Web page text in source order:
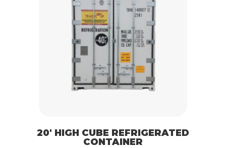
20′ HIGH CUBE REFRIGERATED
CONTAINER